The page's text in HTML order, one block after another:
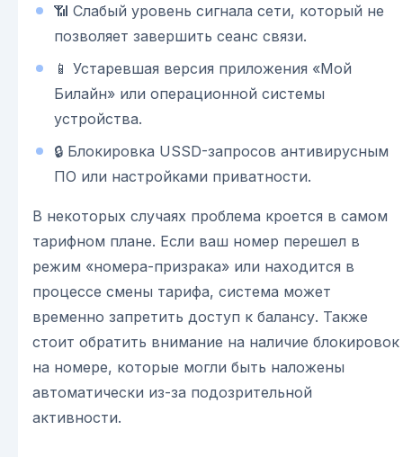
📶 Слабый уровень сигнала сети, который не
позволяет завершить сеанс связи.
📱 Устаревшая версия приложения «Мой
Билайн» или операционной системы
устройства.
🔒 Блокировка USSD-запросов антивирусным
ПО или настройками приватности.
В некоторых случаях проблема кроется в самом
тарифном плане. Если ваш номер перешел в
режим «номера-призрака» или находится в
процессе смены тарифа, система может
временно запретить доступ к балансу. Также
стоит обратить внимание на наличие блокировок
на номере, которые могли быть наложены
автоматически из-за подозрительной
активности.